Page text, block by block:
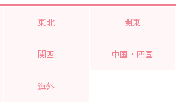
東北 関東
関西 中国・四国
海外